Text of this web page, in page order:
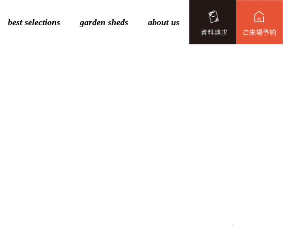
best selections garden sheds about us